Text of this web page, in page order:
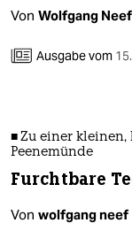
Von Wolfgang Neef
Ausgabe vom
■ Zu einer
Peenemünde
Furchtbare
Von wolfgang neef